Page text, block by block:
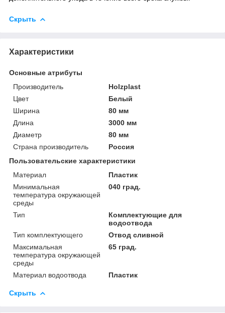
Скрыть
Характеристики
Основные атрибуты
Производитель
Holzplast
Цвет
Белый
Ширина
80 мм
Длина
3000 мм
Диаметр
80 мм
Страна производитель
Россия
Пользовательские характеристики
Материал
Пластик
Минимальная
температура окружающей
среды
040 град.
Тип
Комплектующие для
водоотвода
Тип комплектующего
Отвод сливной
Максимальная
температура окружающей
среды
65 град.
Материал водоотвода Пластик
Скрыть